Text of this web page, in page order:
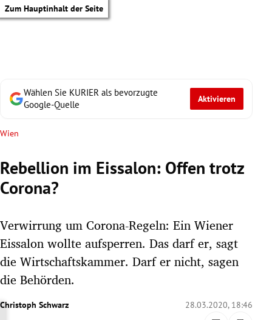
Zum Hauptinhalt der Seite
Untermenü
Untermenü
Untermenü
Wählen Sie KURIER als bevorzugte
Google-Quelle
Aktivieren
Wien
Rebellion im Eissalon: Offen trotz
Corona?
Verwirrung um Corona-Regeln: Ein Wiener
Eissalon wollte aufsperren. Das darf er, sagt
die Wirtschaftskammer. Darf er nicht, sagen
die Behörden.
Christoph Schwarz 28.03.2020, 18:46